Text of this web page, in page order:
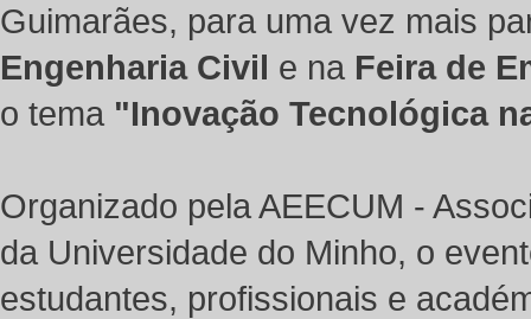
Guimarães, para uma vez mais
Engenharia Civil e na Feira de
o tema "Inovação Tecnológica
Organizado pela AEECUM -
da Universidade do Minho, o
estudantes, profissionais e